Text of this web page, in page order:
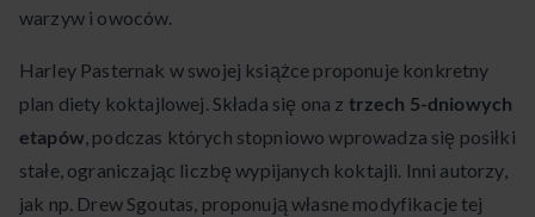
warzyw i owoców.
Harley Pasternak w swojej książce proponuje konkretny
plan diety koktajlowej. Składa się ona z trzech 5-dniowych
etapów, podczas których stopniowo wprowadza się posiłki
stałe, ograniczając liczbę wypijanych koktajli. Inni autorzy,
jak np. Drew Sgoutas, proponują własne modyfikacje tej